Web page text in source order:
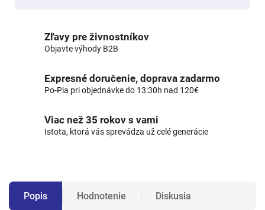
Zľavy pre živnostníkov
Objavte výhody B2B
Expresné doručenie, doprava zadarmo
Po-Pia pri objednávke do 13:30h nad 120€
Viac než 35 rokov s vami
Istota, ktorá vás sprevádza už celé generácie
Popis Hodnotenie Diskusia